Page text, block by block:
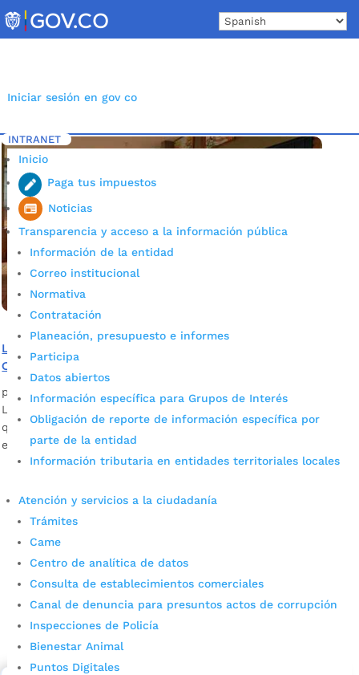
to
content
Iniciar sesión en gov co
INTRANET
Inicio
Paga tus impuestos
Noticias
Transparencia y acceso a la información pública
Información de la entidad
Correo institucional
Normativa
Contratación
Planeación, presupuesto e informes
Participa
Datos abiertos
Información específica para Grupos de Interés
Obligación de reporte de información específica por
parte de la entidad
Información tributaria en entidades territoriales locales
Atención y servicios a la ciudadanía
Trámites
Came
Centro de analítica de datos
Consulta de establecimientos comerciales
Canal de denuncia para presuntos actos de corrupción
Inspecciones de Policía
Bienestar Animal
Puntos Digitales
Inicio 5 Etiqueta: gabriela Mistral Acuerdos Escolares
Llegaron nuevos implementos deportivos al colegio
Gabriela Mistral
por Edgar Augusto Sánchez Nov 14, 2023 |
Sin categoría
Los suministros reemplazan los viejos balones y utensilios
que hacía difícil la práctica del deporte en la institución
educativa Gabriela Mistral de Bucaramanga.
Cupos Escolares Bucaramanga 2022
Consulta aqui los pasos para inscribirse y solicitar un
cupo escolar en los colegios oficiales de
Bucaramanga.